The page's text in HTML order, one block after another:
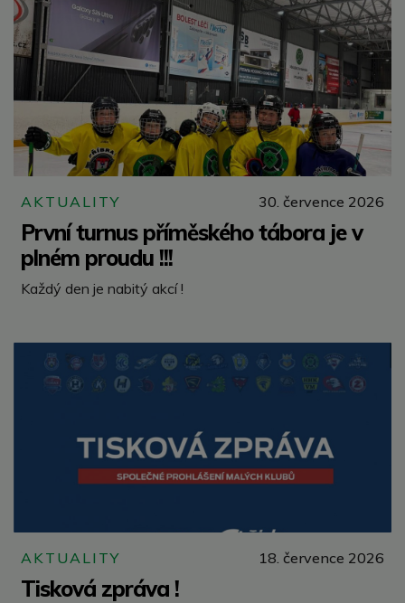
AKTUALITY 30. července 2026
První turnus příměského tábora je v
plném proudu !!!
Každý den je nabitý akcí !
AKTUALITY 18. července 2026
Tisková zpráva !